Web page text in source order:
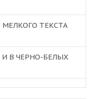
МЕЛКОГО ТЕКСТА
И В ЧЕРНО-БЕЛЫХ